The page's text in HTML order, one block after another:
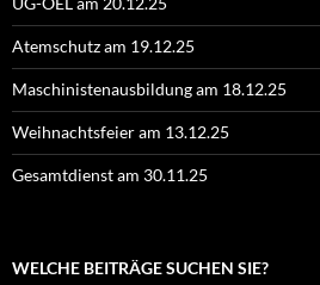
Atemschutz am 19.12.25
Maschinistenausbildung am 18.12.25
Weihnachtsfeier am 13.12.25
Gesamtdienst am 30.11.25
WELCHE BEITRÄGE SUCHEN SIE?